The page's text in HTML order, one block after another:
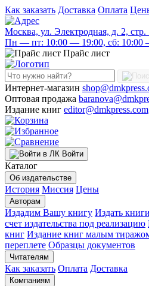
Как заказать Доставка Оплата
Москва, ул. Электродная, д. 2,
Пн — пт: 10:00 — 19:00, сб: 10:00
Прайс лист
Интернет-магазин
Оптовая продажа
Издание книг editor@dmkpress.com
Войти
Каталог
Об издательстве
История Миссия Цены
Авторам
Издадим Вашу книгу Издать
счет издательства под реализацию
книг Издание книг малым
переплете Образцы документов
Читателям
Как заказать Оплата Доставка
Компаниям